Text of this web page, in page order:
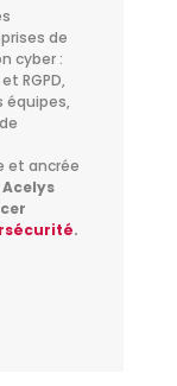
de
cyber :
RGPD,
équipes,
et ancrée
Acelys
.